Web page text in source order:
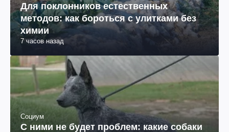
Для поклонников естественных
методов: как бороться с улитками без
химии
7 часов назад
Социум
С ними не будет проблем: какие собаки